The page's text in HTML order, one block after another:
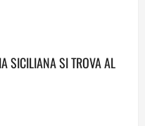
SICILIANA SI TROVA AL